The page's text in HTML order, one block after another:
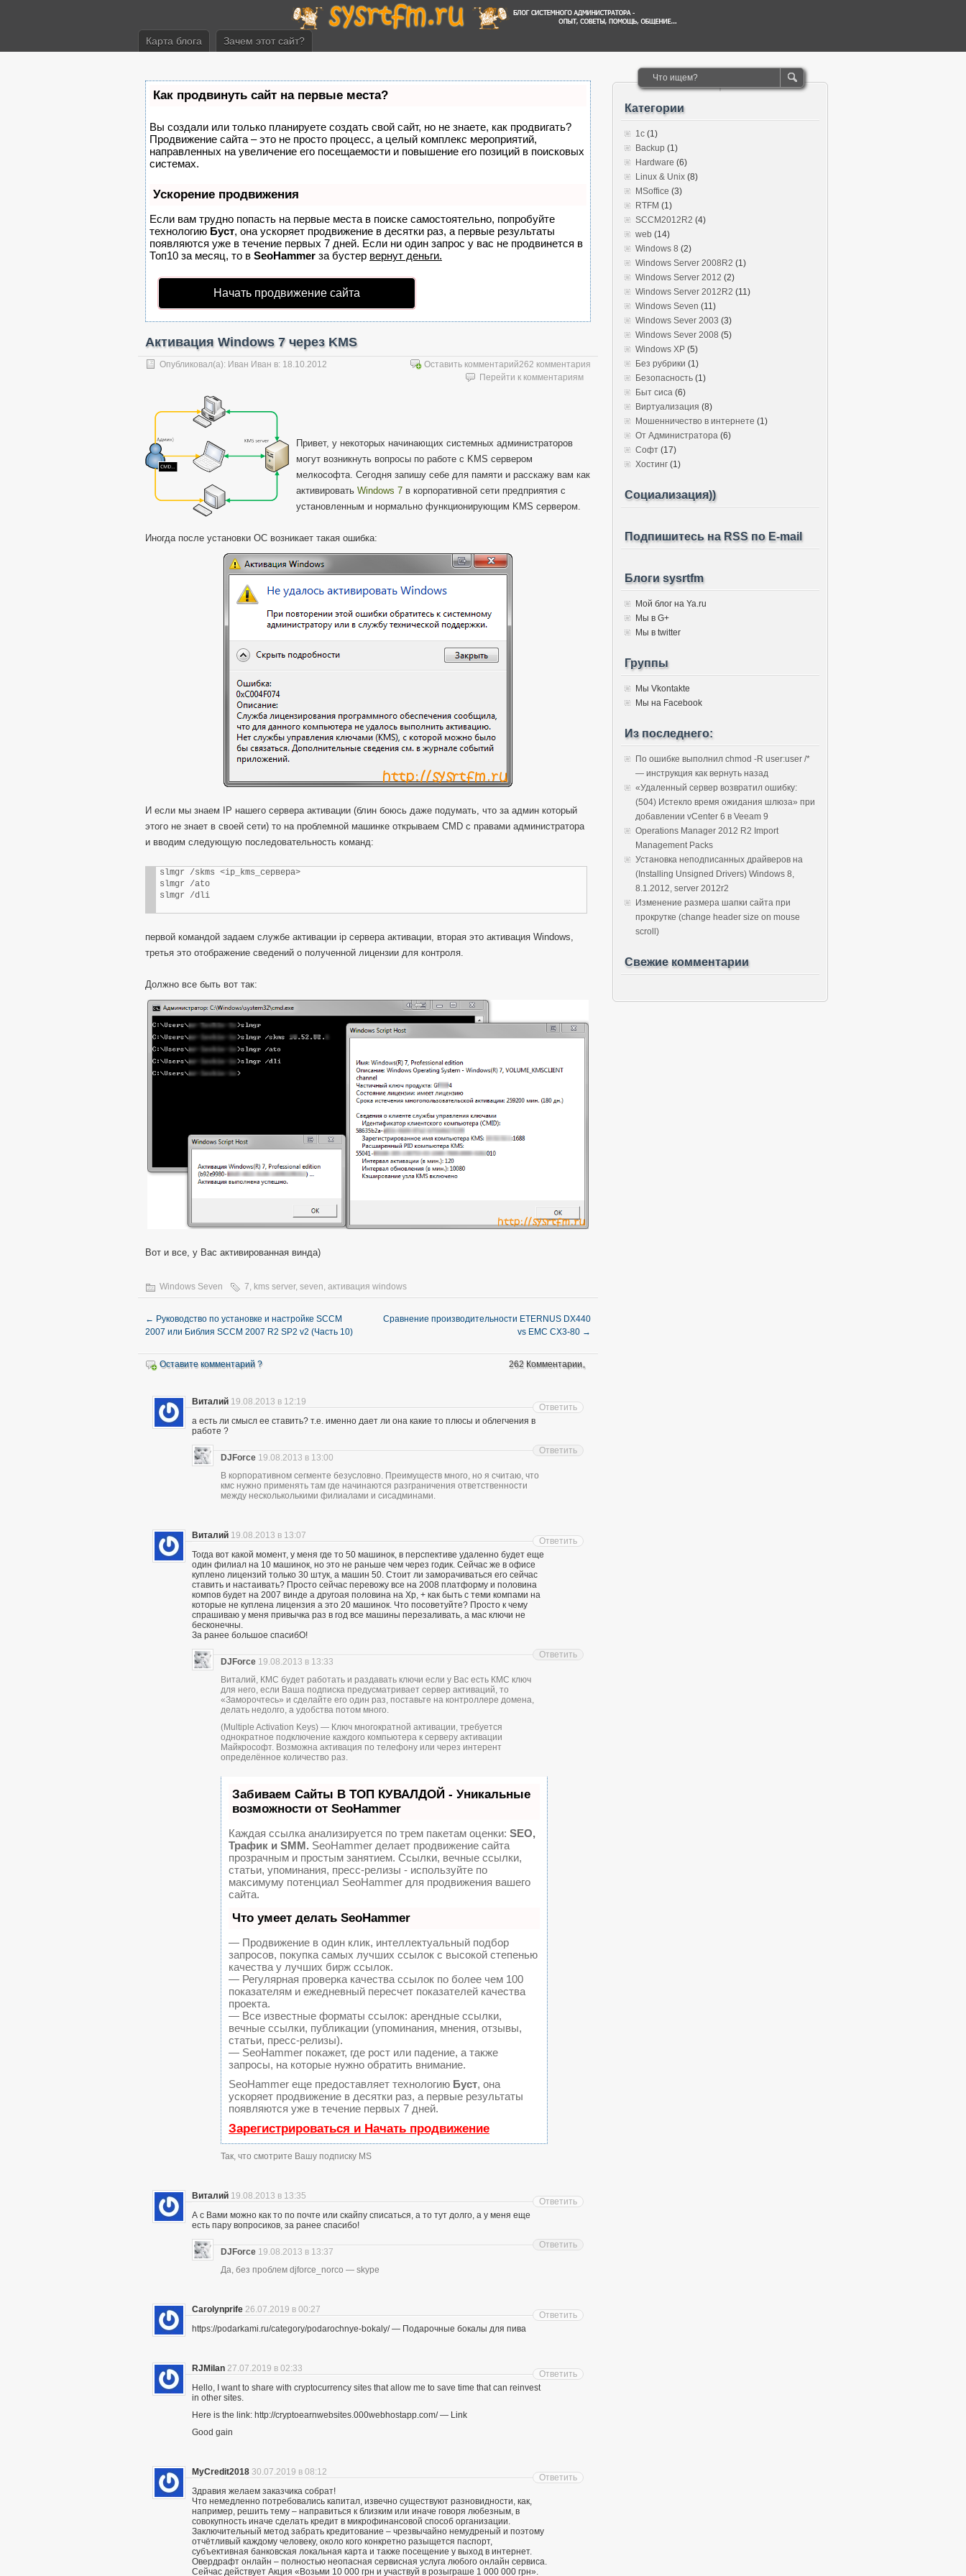
Карта блога Зачем этот сайт?
Как продвинуть сайт на первые места?
Вы создали или только планируете создать свой сайт, но не знаете, как продвигать?
Продвижение сайта – это не просто процесс, а целый комплекс мероприятий,
направленных на увеличение его посещаемости и повышение его позиций в поисковых
системах.
Ускорение продвижения
Если вам трудно попасть на первые места в поиске самостоятельно, попробуйте
технологию Буст, она ускоряет продвижение в десятки раз, а первые результаты
появляются уже в течение первых 7 дней. Если ни один запрос у вас не продвинется в
Топ10 за месяц, то в SeoHammer за бустер вернут деньги.
Начать продвижение сайта
Активация Windows 7 через KMS
Опубликовал(а): Иван Иван в: 18.10.2012 Оставить комментарий262 комментария
Перейти к комментариям
Привет, у некоторых начинающих системных администраторов
могут возникнуть вопросы по работе с KMS сервером
мелкософта. Сегодня запишу себе для памяти и расскажу вам как
активировать Windows 7 в корпоративной сети предприятия с
установленным и нормально функционирующим KMS сервером.
Иногда после установки ОС возникает такая ошибка:
И если мы знаем IP нашего сервера активации (блин боюсь даже подумать, что за админ который
этого не знает в своей сети) то на проблемной машинке открываем CMD с правами администратора
и вводим следующую последовательность команд:
slmgr /skms <ip_kms_сервера>
slmgr /ato
slmgr /dli
первой командой задаем службе активации ip сервера активации, вторая это активация Windows,
третья это отображение сведений о полученной лицензии для контроля.
Должно все быть вот так:
Вот и все, у Вас активированная винда)
Windows Seven 7 kms server, seven активация windows
← Руководство по установке и настройке SCCM
2007 или Библия SCCM 2007 R2 SP2 v2 (Часть 10)
Сравнение производительности ETERNUS DX440
vs EMC CX3-80 →
Оставите комментарий ? 262 Комментарии。
Виталий 19.08.2013 в 12:19
а есть ли смысл ее ставить? т.е. именно дает ли она какие то плюсы и облегчения в
работе ?
Ответить
DJForce 19.08.2013 в 13:00
В корпоративном сегменте безусловно. Преимуществ много, но я считаю, что
кмс нужно применять там где начинаются разграничения ответственности
между нескольколькими филиалами и сисадминами.
Ответить
Виталий 19.08.2013 в 13:07
Тогда вот какой момент, у меня где то 50 машинок, в перспективе удаленно будет еще
один филиал на 10 машинок, но это не раньше чем через годик. Сейчас же в офисе
куплено лицензий только 30 штук, а машин 50. Стоит ли заморачиваться его сейчас
ставить и настаивать? Просто сейчас перевожу все на 2008 платформу и половина
компов будет на 2007 винде а другоая половина на Xp, + как быть с теми компами на
которые не куплена лицензия а это 20 машинок. Что посоветуйте? Просто к чему
спрашиваю у меня привычка раз в год все машины перезаливать, а мас ключи не
бесконечны.
За ранее большое спасибО!
Ответить
DJForce 19.08.2013 в 13:33
Виталий, КМС будет работать и раздавать ключи если у Вас есть КМС ключ
для него, если Ваша подписка предусматривает сервер активаций, то
«Заморочтесь» и сделайте его один раз, поставьте на контроллере домена,
делать недолго, а удобства потом много.
(Multiple Activation Keys) — Ключ многократной активации, требуется
однократное подключение каждого компьютера к серверу активации
Майкрософт. Возможна активация по телефону или через интерент
определённое количество раз.
Забиваем Сайты В ТОП КУВАЛДОЙ - Уникальные
возможности от SeoHammer
Каждая ссылка анализируется по трем пакетам оценки: SEO,
Трафик и SMM. SeoHammer делает продвижение сайта
прозрачным и простым занятием. Ссылки, вечные ссылки,
статьи, упоминания, пресс-релизы - используйте по
максимуму потенциал SeoHammer для продвижения вашего
сайта.
Что умеет делать SeoHammer
— Продвижение в один клик, интеллектуальный подбор
запросов, покупка самых лучших ссылок с высокой степенью
качества у лучших бирж ссылок.
— Регулярная проверка качества ссылок по более чем 100
показателям и ежедневный пересчет показателей качества
проекта.
— Все известные форматы ссылок: арендные ссылки,
вечные ссылки, публикации (упоминания, мнения, отзывы,
статьи, пресс-релизы).
— SeoHammer покажет, где рост или падение, а также
запросы, на которые нужно обратить внимание.
SeoHammer еще предоставляет технологию Буст, она
ускоряет продвижение в десятки раз, а первые результаты
появляются уже в течение первых 7 дней.
Зарегистрироваться и Начать продвижение
Так, что смотрите Вашу подписку MS
Ответить
Виталий 19.08.2013 в 13:35
А с Вами можно как то по почте или скайпу списаться, а то тут долго, а у меня еще
есть пару вопросиков, за ранее спасибо!
Ответить
DJForce 19.08.2013 в 13:37
Да, без проблем djforce_norco — skype
Ответить
Carolynprife 26.07.2019 в 00:27
https://podarkami.ru/category/podarochnye-bokaly/ — Подарочные бокалы для пива
Ответить
RJMilan 27.07.2019 в 02:33
Hello, I want to share with cryptocurrency sites that allow me to save time that can reinvest
in other sites.
Here is the link: http://cryptoearnwebsites.000webhostapp.com/ — Link
Good gain
Ответить
MyCredit2018 30.07.2019 в 08:12
Здравия желаем заказчика собрат!
Что немедленно потребовались капитал, извечно существуют разновидности, как,
например, решить тему – направиться к близким или иначе говоря любезным, в
совокупность иначе сделать кредит в микрофинансовой способ организации.
Заключительный метод забрать кредитование – чрезвычайно немудреный и поэтому
отчётливый каждому человеку, около кого конкретно разыщется паспорт,
субъективная банковская локальная карта и также посещение у выход в интернет.
Овердрафт онлайн – полностью неопасная сервисная услуга любого онлайн сервиса.
Сейчас действует Акция «Возьми 10 000 грн и участвуй в розыграше 1 000 000 грн».
Ответить
Категории
1c (1)
Backup (1)
Hardware (6)
Linux & Unix (8)
MSoffice (3)
RTFM (1)
SCCM2012R2 (4)
web (14)
Windows 8 (2)
Windows Server 2008R2 (1)
Windows Server 2012 (2)
Windows Server 2012R2 (11)
Windows Seven (11)
Windows Sever 2003 (3)
Windows Sever 2008 (5)
Windows XP (5)
Без рубрики (1)
Безопасность (1)
Быт сиса (6)
Виртуализация (8)
Мошенничество в интернете (1)
От Администратора (6)
Софт (17)
Хостинг (1)
Социализация))
Подпишитесь на RSS по E-mail
Блоги sysrtfm
Мой блог на Ya.ru
Мы в G+
Мы в twitter
Группы
Мы Vkontakte
Мы на Facebook
Из последнего:
По ошибке выполнил chmod -R user:user /*
— инструкция как вернуть назад
«Удаленный сервер возвратил ошибку:
(504) Истекло время ожидания шлюза» при
добавлении vCenter 6 в Veeam 9
Operations Manager 2012 R2 Import
Management Packs
Установка неподписанных драйверов на
(Installing Unsigned Drivers) Windows 8,
8.1.2012, server 2012r2
Изменение размера шапки сайта при
прокрутке (change header size on mouse
scroll)
Свежие комментарии